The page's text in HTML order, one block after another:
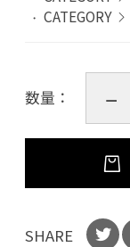
CATEGORY
数量：
SHARE